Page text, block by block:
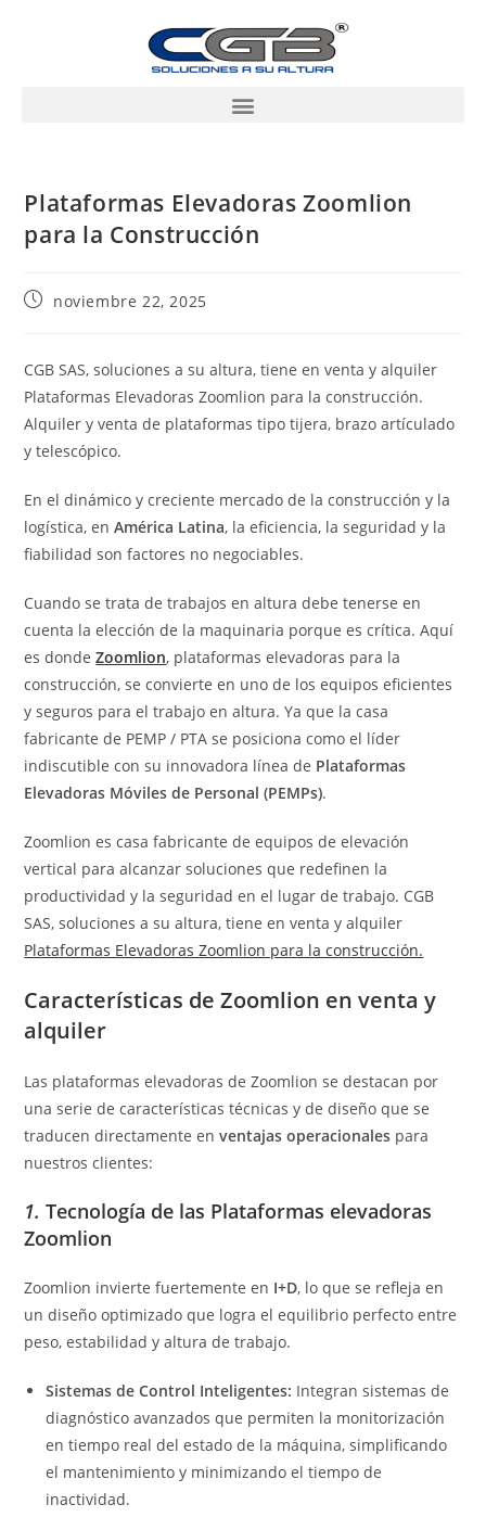
Plataformas Elevadoras Zoomlion
para la Construcción
noviembre 22, 2025
CGB SAS, soluciones a su altura, tiene en venta y alquiler
Plataformas Elevadoras Zoomlion para la construcción.
Alquiler y venta de plataformas tipo tijera, brazo artículado
y telescópico.
En el dinámico y creciente mercado de la construcción y la
logística, enAmérica Latina, la eficiencia, la seguridad y la
fiabilidad son factores no negociables.
Cuando se trata de trabajos en altura debe tenerse en
cuenta la elección de la maquinaria porque es crítica. Aquí
es dondeZoomlion, plataformas elevadoras para la
construcción, se convierte en uno de los equipos eficientes
y seguros para el trabajo en altura. Ya que la casa
fabricante de PEMP / PTA se posiciona como el líder
indiscutible con su innovadora línea de Plataformas
Elevadoras Móviles de Personal (PEMPs).
Zoomlion es casa fabricante de equipos de elevación
vertical para alcanzar soluciones que redefinen la
productividad y la seguridad en el lugar de trabajo. CGB
SAS, soluciones a su altura, tiene en venta y alquiler
Plataformas Elevadoras Zoomlion para la construcción.
Características de Zoomlion en venta y
alquiler
Las plataformas elevadoras de Zoomlion se destacan por
una serie de características técnicas y de diseño que se
traducen directamente enventajas operacionales para
nuestros clientes:
1.Tecnología de las Plataformas elevadoras
Zoomlion
Zoomlion invierte fuertemente en I+D, lo que se refleja en
un diseño optimizado que logra el equilibrio perfecto entre
peso, estabilidad y altura de trabajo.
Sistemas de Control Inteligentes: Integran sistemas de
diagnóstico avanzados que permiten la monitorización
en tiempo real del estado de la máquina, simplificando
el mantenimiento y minimizando el tiempo de
inactividad.